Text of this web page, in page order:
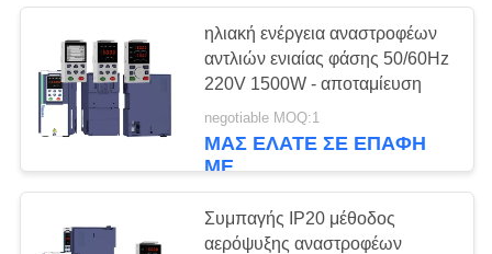
ΠΟΙΟΤΙΚΌΣ
ΈΛΕΓΧΟΣ
ΕΠΙΚΟΙΝΩΝΉΣΤΕ
ΜΑΖΊ
ΜΑΣ
ηλιακή ενέργεια αναστροφέων
αντλιών ενιαίας φάσης 50/60Hz
220V 1500W - αποταμίευση
negotiable MOQ:1
ΜΑΣ ΕΛΆΤΕ ΣΕ ΕΠΑΦΉ
ΜΕ
Συμπαγής IP20 μέθοδος
αερόψυξης αναστροφέων